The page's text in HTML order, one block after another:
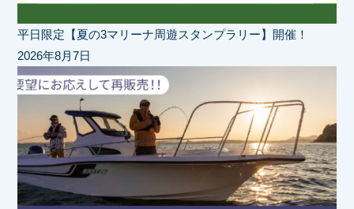
平日限定【夏の3マリーナ周遊スタンプラリー】開催！
2026年8月7日